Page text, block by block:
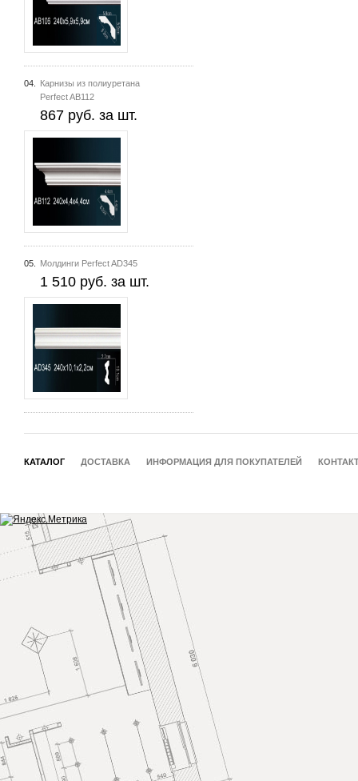
04.
Карнизы из полиуретана
Perfect AB112
867 руб. за шт.
05. Молдинги Perfect AD345
1 510 руб. за шт.
КАТАЛОГ ДОСТАВКА ИНФОРМАЦИЯ ДЛЯ ПОКУПАТЕЛЕЙ